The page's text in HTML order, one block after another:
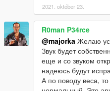
2021. október 23.
R0man P34rce
@majorka Желаю
Звук будет
еще и со звуком
надеюсь будут
А по поводу веса,